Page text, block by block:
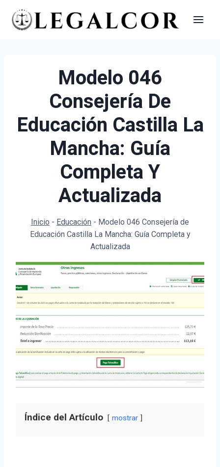
Saltar
Modelo 046
Consejería De
Educación Castilla La
Mancha: Guía
Completa Y
Actualizada
Inicio - Educación - Modelo 046 Consejería de
Educación Castilla La Mancha: Guía Completa y
Actualizada
Índice del Artículo mostrar